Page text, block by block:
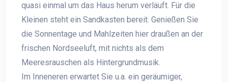
quasi einmal um das Haus herum verläuft. Für die
Kleinen steht ein Sandkasten bereit. Genießen Sie
die Sonnentage und Mahlzeiten hier draußen an der
frischen Nordseeluft, mit nichts als dem
Meeresrauschen als Hintergrundmusik.
Im Inneneren erwartet Sie u.a. ein geräumiger,